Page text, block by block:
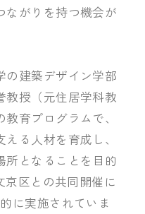
皆さま
属高等学校
女子大学通信教育課程
機関等
ながりを持つ機会が
の建築デザイン学部
教授（元住居学科教
育プログラムで、
る人材を育成し、
所となることを目的
京区との共同開催に
に実施されていま